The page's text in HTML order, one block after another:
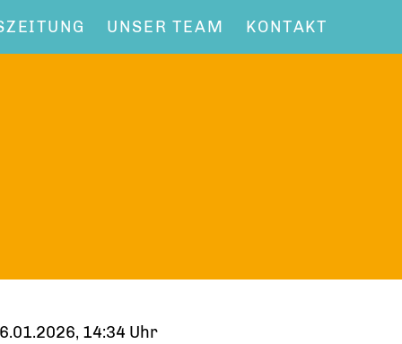
UNSER TEAM KONTAKT
14:34 Uhr